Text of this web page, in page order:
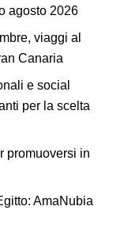
agosto 2026
viaggi al
Canaria
e social
per la scelta
promuoversi in
AmaNubia